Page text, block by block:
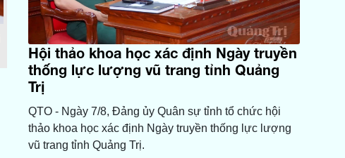
Hội thảo khoa học xác định Ngày truyền
thống lực lượng vũ trang tỉnh Quảng
Trị
QTO - Ngày 7/8, Đảng ủy Quân sự tỉnh tổ chức hội
thảo khoa học xác định Ngày truyền thống lực lượng
vũ trang tỉnh Quảng Trị.